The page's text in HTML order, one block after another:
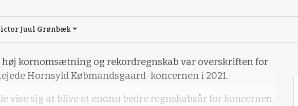
Juul Grønbæk
kornomsætning og rekordregnskab var overskriften for
Hornsyld Købmandsgaard-koncernen i 2021.
vise sig at blive et endnu bedre regnskabsår for koncernen,